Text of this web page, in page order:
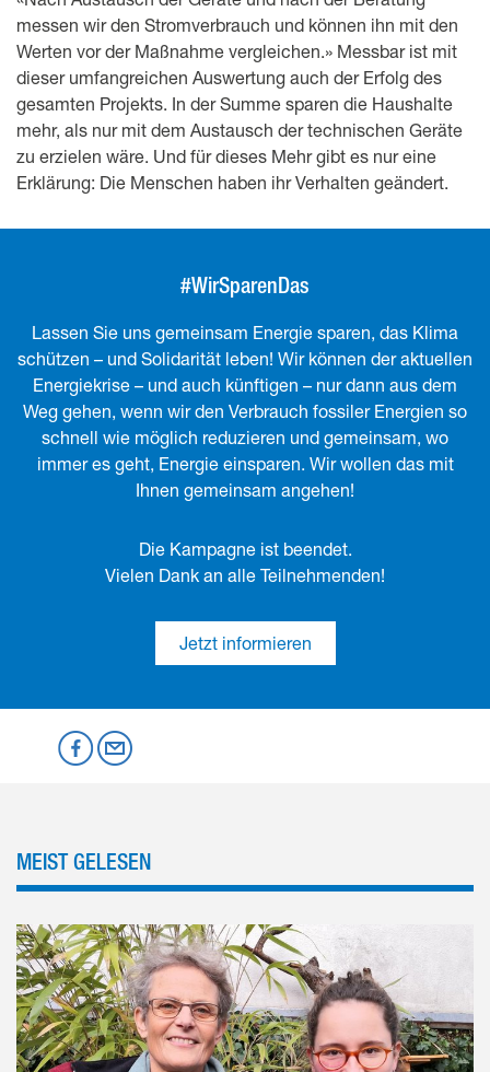
messen wir den Stromverbrauch und können ihn mit den
Werten vor der Maßnahme vergleichen.» Messbar ist mit
dieser umfangreichen Auswertung auch der Erfolg des
gesamten Projekts. In der Summe sparen die Haushalte
mehr, als nur mit dem Austausch der technischen Geräte
zu erzielen wäre. Und für dieses Mehr gibt es nur eine
Erklärung: Die Menschen haben ihr Verhalten geändert.
#WirSparenDas
Lassen Sie uns gemeinsam Energie sparen, das Klima
schützen – und Solidarität leben! Wir können der aktuellen
Energiekrise – und auch künftigen – nur dann aus dem
Weg gehen, wenn wir den Verbrauch fossiler Energien so
schnell wie möglich reduzieren und gemeinsam, wo
immer es geht, Energie einsparen. Wir wollen das mit
Ihnen gemeinsam angehen!
Die Kampagne ist beendet.
Vielen Dank an alle Teilnehmenden!
Jetzt informieren
Mastodon
Facebook
per Email
MEIST GELESEN